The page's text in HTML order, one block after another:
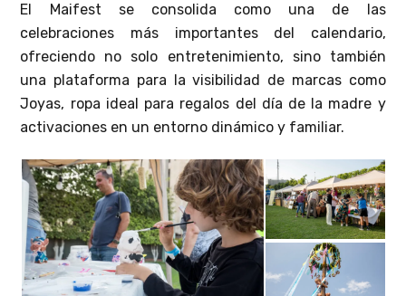
El Maifest se consolida como una de las
celebraciones más importantes del calendario,
ofreciendo no solo entretenimiento, sino también
una plataforma para la visibilidad de marcas como
Joyas, ropa ideal para regalos del día de la madre y
activaciones en un entorno dinámico y familiar.